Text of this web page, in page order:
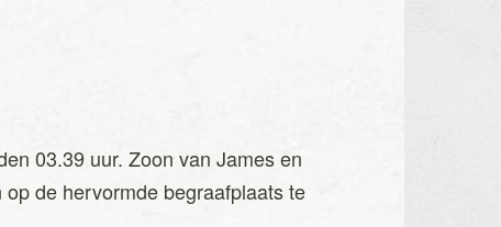
03.39 uur. Zoon van James en
de hervormde begraafplaats te